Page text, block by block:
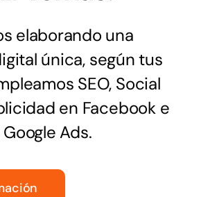
elaborando una
única, según tus
SEO, Social
en Facebook e
Ads.